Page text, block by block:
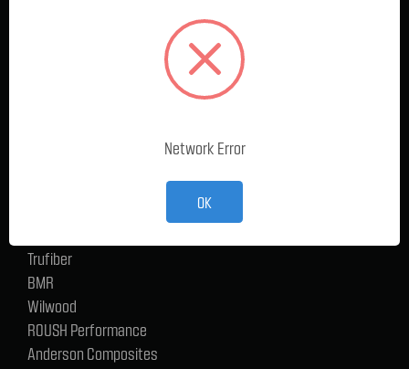
Versand und Zahlungsbedingungen
Ford Performance Racing Parts
Trufiber
BMR
Wilwood
ROUSH Performance
Anderson Composites
Network Error
OK